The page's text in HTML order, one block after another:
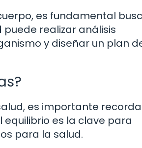
es fundamental
realizar análisis
y diseñar un plan
es importante
es la clave para
para la salud.